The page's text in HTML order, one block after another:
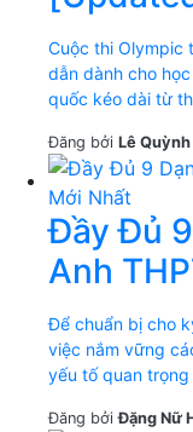
Cuộc thi Olympic
dẫn dành cho
quốc kéo dài từ
Đăng bởi Lê
Đầy Đủ
Anh
Để chuẩn bị cho
việc nắm vững
yếu tố quan
Đăng bởiĐặng Nữ